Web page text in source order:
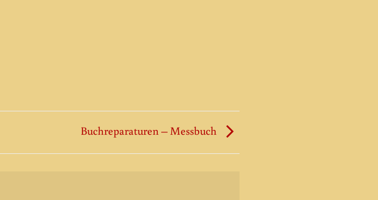
Buchreparaturen – Messbuch